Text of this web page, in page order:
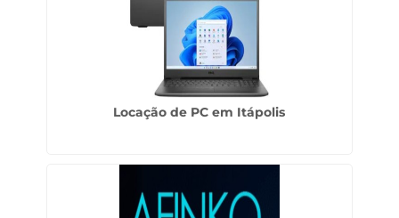
Locação de PC em Itápolis